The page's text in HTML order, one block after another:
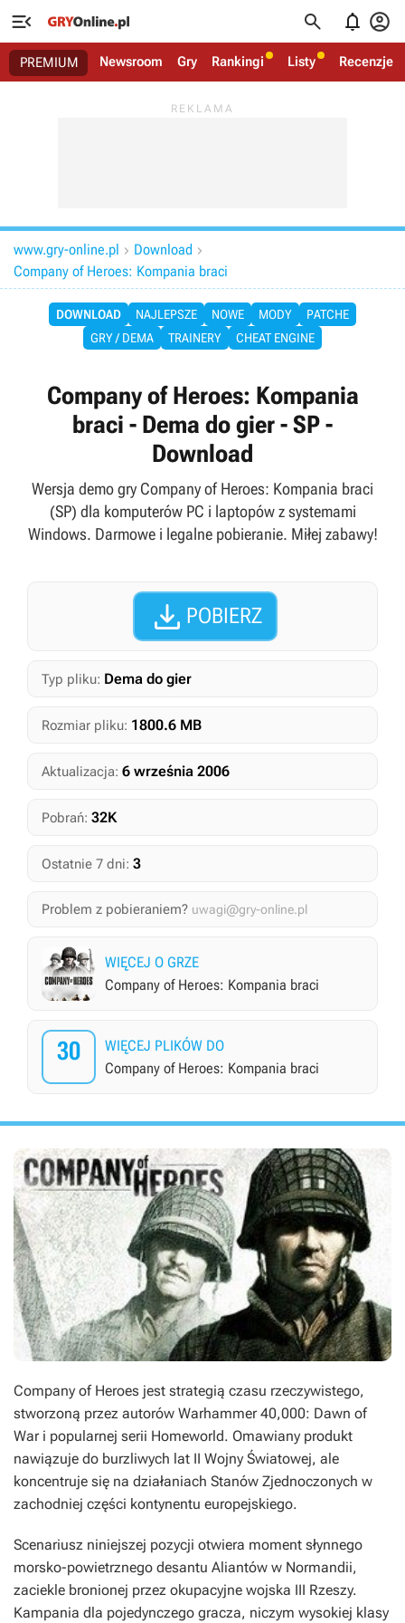
   
PREMIUM Newsroom Gry Rankingi Listy Recenzje
www.gry-online.pl  Download 
Company of Heroes: Kompania braci
DOWNLOAD NAJLEPSZE NOWE MODY
PATCHE
GRY / DEMA
TRAINERY CHEAT ENGINE
Company of Heroes: Kompania
braci - Dema do gier - SP -
Download
Wersja demo gry Company of Heroes: Kompania braci
(SP) dla komputerów PC i laptopów z systemami
Windows. Darmowe i legalne pobieranie. Miłej zabawy!
 POBIERZ
Typ pliku: Dema do gier
Rozmiar pliku: 1800.6 MB
Aktualizacja: 6 września 2006
Pobrań: 32K
Ostatnie 7 dni: 3
Problem z pobieraniem? uwagi@gry-online.pl
WIĘCEJ O GRZE
Company of Heroes: Kompania braci
30
WIĘCEJ PLIKÓW DO
Company of Heroes: Kompania braci
Company of Heroes jest strategią czasu rzeczywistego,
stworzoną przez autorów Warhammer 40,000: Dawn of
Wari popularnej serii Homeworld. Omawiany produkt
nawiązuje do burzliwych lat II Wojny Światowej, ale
koncentruje się na działaniach Stanów Zjednoczonych w
zachodniej części kontynentu europejskiego.
Scenariusz niniejszej pozycji otwiera moment słynnego
morsko-powietrznego desantu Aliantów w Normandii,
zaciekle bronionej przez okupacyjne wojska III Rzeszy.
Kampania dla pojedynczego gracza, niczym wysokiej klasy